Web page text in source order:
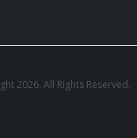
2026. All Rights Reserved.